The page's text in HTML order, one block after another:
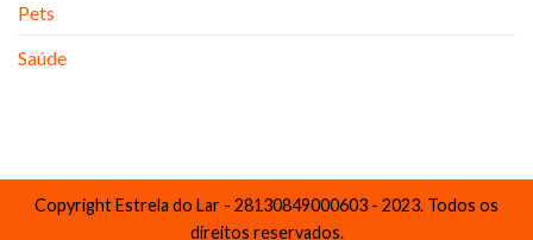
Pets
Saúde
Copyright Estrela do Lar - 28130849000603 - 2023. Todos os
direitos reservados.